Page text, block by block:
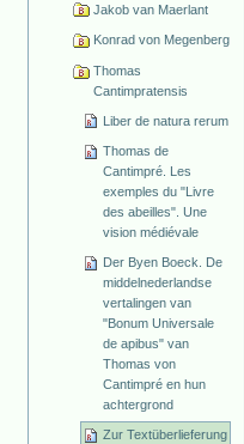
Jakob van Maerlant
Konrad von Megenberg
Thomas
Cantimpratensis
Liber de natura rerum
Thomas de
Cantimpré. Les
exemples du "Livre
des abeilles". Une
vision médiévale
Der Byen Boeck. De
middelnederlandse
vertalingen van
"Bonum Universale
de apibus" van
Thomas von
Cantimpré en hun
achtergrond
Zur Textüberlieferung